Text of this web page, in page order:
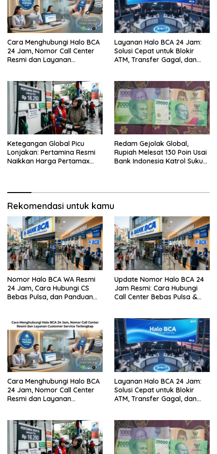
Cara Menghubungi Halo BCA
24 Jam, Nomor Call Center
Resmi dan Layanan
Layanan Halo BCA 24 Jam:
Solusi Cepat untuk Blokir
ATM, Transfer Gagal, dan
Ketegangan Global Picu
Lonjakan: Pertamina Resmi
Naikkan Harga Pertamax
Redam Gejolak Global,
Rupiah Melesat 130 Poin Usai
Bank Indonesia Katrol Suku
Rekomendasi untuk kamu
Nomor Halo BCA WA Resmi
24 Jam, Cara Hubungi CS
Bebas Pulsa, dan Panduan
Update Nomor Halo BCA 24
Jam Resmi: Cara Hubungi
Call Center Bebas Pulsa &
Cara Menghubungi Halo BCA
24 Jam, Nomor Call Center
Resmi dan Layanan
Layanan Halo BCA 24 Jam:
Solusi Cepat untuk Blokir
ATM, Transfer Gagal, dan